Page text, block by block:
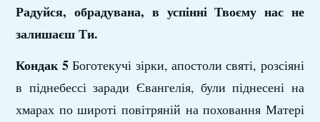
Радуйся, обрадувана, в успінні Твоєму нас не
залишаєш Ти.
Кондак 5Боготекучі зірки, апостоли святі, розсіяні
в піднебессі заради Євангелія, були піднесені на
хмарах по широті повітряній на поховання Матері